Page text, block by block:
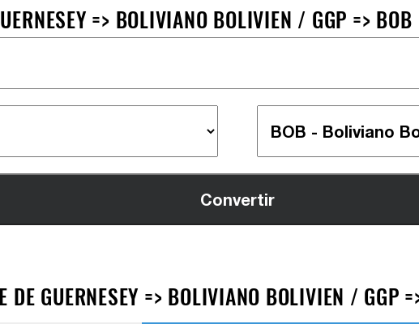
=> BOLIVIANO BOLIVIEN / GGP => BOB
DE GUERNESEY => BOLIVIANO BOLIVIEN / GGP